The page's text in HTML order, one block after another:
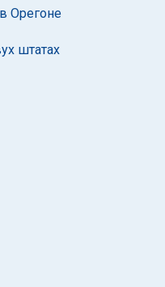
Орегоне
штатах